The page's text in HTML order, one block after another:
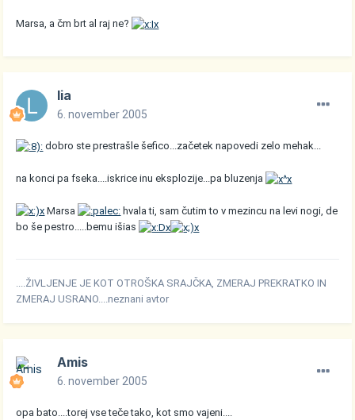
Marsa, a čm brt al raj ne?
lia
6. november 2005
dobro ste prestrašle šefico...začetek napovedi zelo mehak...
na konci pa fseka....iskrice inu eksplozije...pa bluzenja
Marsa
hvala ti, sam čutim to v mezincu na levi nogi, de
bo še pestro.....bemu išias
....ŽIVLJENJE JE KOT OTROŠKA SRAJČKA, ZMERAJ PREKRATKO IN
ZMERAJ USRANO....neznani avtor
Amis
6. november 2005
opa bato....torej vse teče tako, kot smo vajeni....